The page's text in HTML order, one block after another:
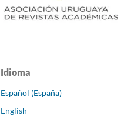
Idioma
Español (España)
English